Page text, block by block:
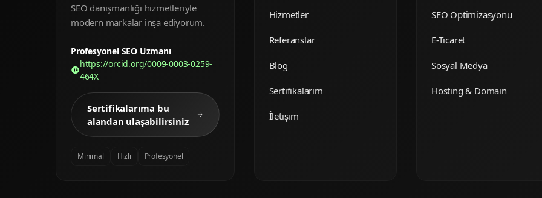
SEO danışmanlığı hizmetleriyle
modern markalar inşa ediyorum.
Profesyonel SEO Uzmanı
https://orcid.org/0009-0003-0259-
464X
Sertifikalarıma bu
alandan ulaşabilirsiniz
Minimal Hızlı Profesyonel
Hizmetler
Referanslar
Blog
Sertifikalarım
İletişim
SEO Optimizasyonu
E-Ticaret
Sosyal Medya
Hosting & Domain